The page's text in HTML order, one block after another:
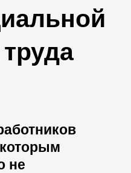
не